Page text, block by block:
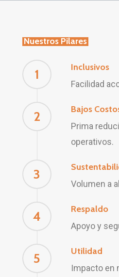
Nuestros Pilares
1 Inclusivos
Facilidad
2 Bajos
Prima
operativos.
3
Volumen a
4 Respaldo
Apoyo y
5 Utilidad
Impacto en